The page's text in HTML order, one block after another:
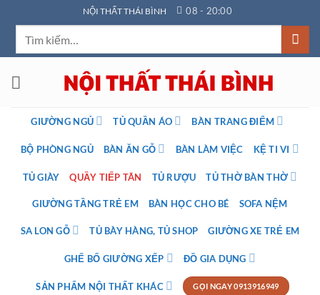
qua
dung
NỘI THẤT THÁI BÌNH 08 - 20:00
GIƯỜNG NGỦ TỦ QUẦN ÁO BÀN TRANG ĐIỂM
BỘ PHÒNG NGỦ BÀN ĂN GỖ BÀN LÀM VIỆC KỆ TI VI
TỦ GIÀY QUẦY TIẾP TÂN TỦ RƯỢU TỦ THỜ BÀN THỜ
GIƯỜNG TẦNG TRẺ EM BÀN HỌC CHO BÉ SOFA NỆM
SA LON GỖ TỦ BÀY HÀNG, TỦ SHOP GIƯỜNG XE TRẺ EM
GHẾ BỐ GIƯỜNG XẾP ĐỒ GIA DỤNG
SẢN PHẨM NỘI THẤT KHÁC GỌI NGAY 0913916949